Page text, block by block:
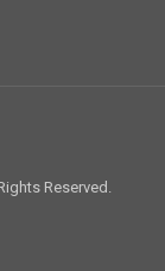
Reserved.